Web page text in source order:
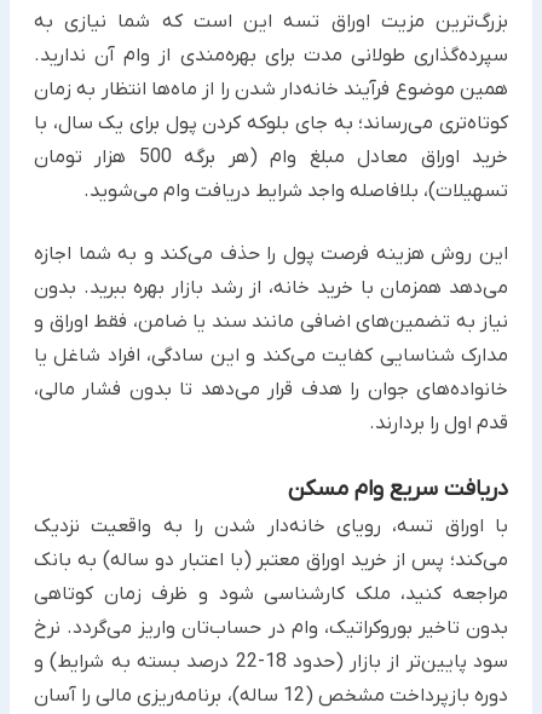
بزرگ‌ترین مزیت اوراق تسه این است که شما نیازی به
سپرده‌گذاری طولانی مدت برای بهره‌مندی از وام آن ندارید.
همین موضوع فرآیند خانه‌دار شدن را از ماه‌ها انتظار به زمان
کوتاه‌تری می‌رساند؛ به جای بلوکه کردن پول برای یک سال، با
خرید اوراق معادل مبلغ وام (هر برگه 500 هزار تومان
تسهیلات)، بلافاصله واجد شرایط دریافت وام می‌شوید.
این روش هزینه فرصت پول را حذف می‌کند و به شما اجازه
می‌دهد همزمان با خرید خانه، از رشد بازار بهره ببرید. بدون
نیاز به تضمین‌های اضافی مانند سند یا ضامن، فقط اوراق و
مدارک شناسایی کفایت می‌کند و این سادگی، افراد شاغل یا
خانواده‌های جوان را هدف قرار می‌دهد تا بدون فشار مالی،
قدم اول را بردارند.​
دریافت سریع وام مسکن
با اوراق تسه، رویای خانه‌دار شدن را به واقعیت نزدیک
می‌کند؛ پس از خرید اوراق معتبر (با اعتبار دو ساله) به بانک
مراجعه کنید، ملک کارشناسی شود و ظرف زمان کوتاهی
بدون تاخیر بوروکراتیک، وام در حساب‌تان واریز می‌گردد. نرخ
سود پایین‌تر از بازار (حدود 18-22 درصد بسته به شرایط) و
دوره بازپرداخت مشخص (12 ساله)، برنامه‌ریزی مالی را آسان